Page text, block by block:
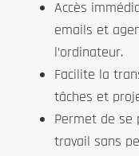
Accès
emails et
l’ordinateur.
Facilite la
tâches et
Permet de se
travail sans